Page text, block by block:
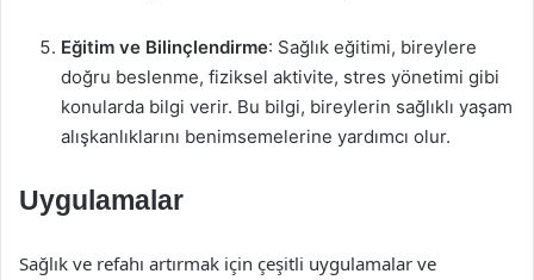
Eğitim ve Bilinçlendirme: Sağlık eğitimi, bireylere
doğru beslenme, fiziksel aktivite, stres yönetimi gibi
konularda bilgi verir. Bu bilgi, bireylerin sağlıklı yaşam
alışkanlıklarını benimsemelerine yardımcı olur.
Uygulamalar
Sağlık ve refahı artırmak için çeşitli uygulamalar ve